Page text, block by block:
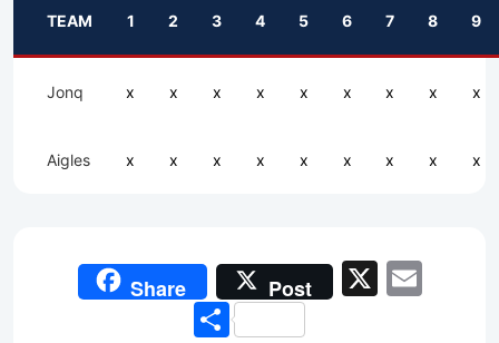
TEAM 1 2 3 4 5 6 7 8 9
Jonq x x x x x x x x x
Aigles x x x x x x x x x
Share Post X
Share